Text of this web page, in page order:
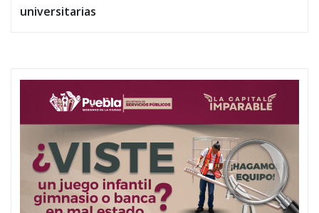
universitarias